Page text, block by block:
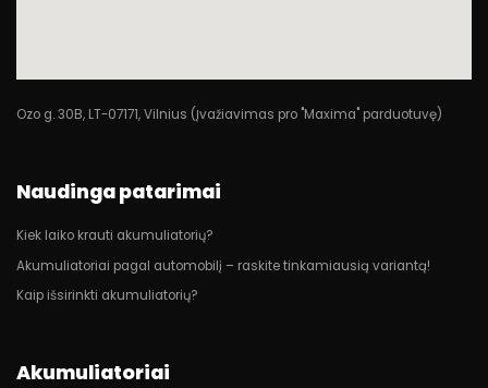
Ozo g. 30B, LT-07171, Vilnius (Įvažiavimas pro "Maxima" parduotuvę)
Naudinga patarimai
Kiek laiko krauti akumuliatorių?
Akumuliatoriai pagal automobilį – raskite tinkamiausią variantą!
Kaip išsirinkti akumuliatorių?
Akumuliatoriai